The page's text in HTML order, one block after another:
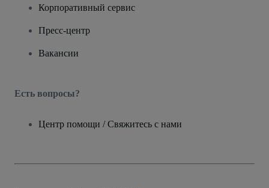
Корпоративный сервис
Пресс-центр
Вакансии
Есть вопросы?
Центр помощи / Свяжитесь с нами